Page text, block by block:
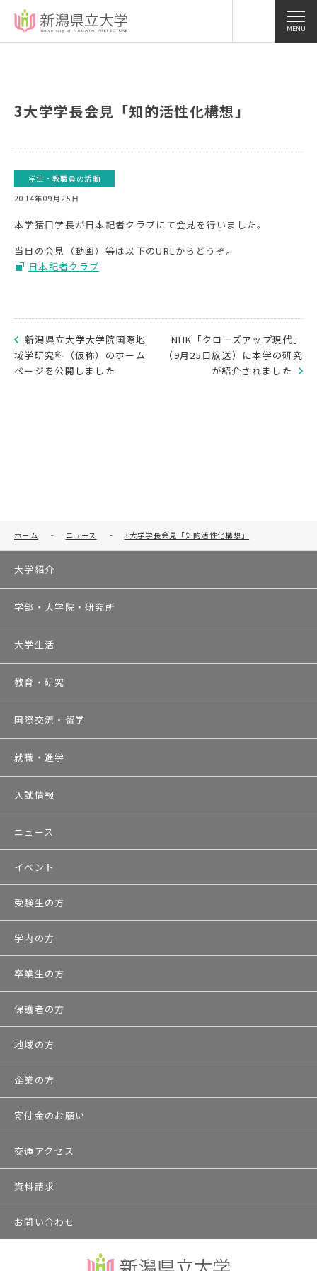
MENU
3大学学長会見「知的活性化構想」
学生・教職員の活動
2014年09月25日
本学猪口学長が日本記者クラブにて会見を行いました。
当日の会見（動画）等は以下のURLからどうぞ。
日本記者クラブ
新潟県立大学大学院国際地
域学研究科（仮称）のホーム
ページを公開しました
NHK「クローズアップ現代」
（9月25日放送）に本学の研究
が紹介されました
ホーム - ニュース - 3大学学長会見「知的活性化構想」
大学紹介
学部・大学院・研究所
大学生活
教育・研究
国際交流・留学
就職・進学
入試情報
ニュース
イベント
受験生の方
学内の方
卒業生の方
保護者の方
地域の方
企業の方
寄付金のお願い
交通アクセス
資料請求
お問い合わせ